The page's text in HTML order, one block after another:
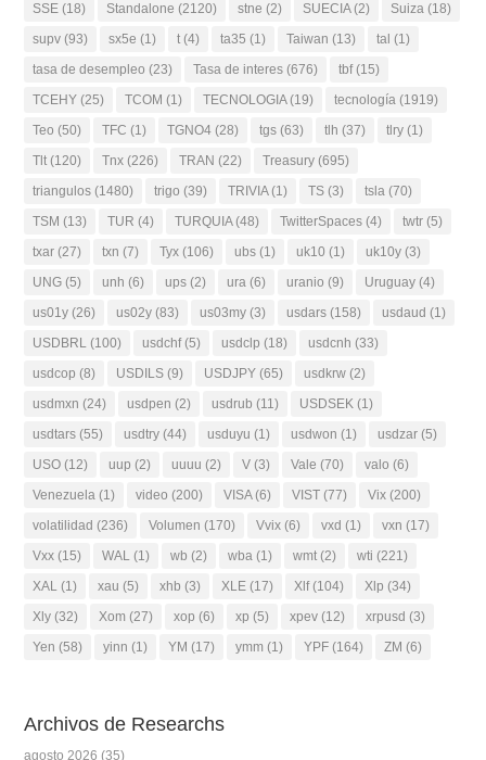
SSE (18) Standalone (2120) stne (2) SUECIA(2) Suiza (18)
supv (93) sx5e (1) t (4) ta35 (1) Taiwan (13) tal (1)
tasa de desempleo (23) Tasa de interes (676) tbf(15)
TCEHY (25) TCOM (1) TECNOLOGIA(19) tecnología (1919)
Teo (50) TFC (1) TGNO4 (28) tgs (63) tlh (37) tlry (1)
Tlt (120) Tnx (226) TRAN (22) Treasury (695)
triangulos (1480) trigo (39) TRIVIA(1) TS (3) tsla (70)
TSM (13) TUR (4) TURQUIA(48) TwitterSpaces (4) twtr (5)
txar (27) txn (7) Tyx (106) ubs (1) uk10 (1) uk10y (3)
UNG (5) unh (6) ups (2) ura (6) uranio (9) Uruguay (4)
us01y (26) us02y (83) us03my (3) usdars (158) usdaud (1)
USDBRL (100) usdchf(5) usdclp (18) usdcnh (33)
usdcop (8) USDILS (9) USDJPY (65) usdkrw (2)
usdmxn (24) usdpen (2) usdrub (11) USDSEK (1)
usdtars (55) usdtry (44) usduyu (1) usdwon (1) usdzar (5)
USO (12) uup (2) uuuu (2) V (3) Vale (70) valo (6)
Venezuela (1) video (200) VISA(6) VIST (77) Vix (200)
volatilidad (236) Volumen (170) Vvix (6) vxd (1) vxn (17)
Vxx (15) WAL (1) wb (2) wba (1) wmt (2) wti (221)
XAL (1) xau (5) xhb (3) XLE (17) Xlf(104) Xlp (34)
Xly (32) Xom (27) xop (6) xp (5) xpev (12) xrpusd (3)
Yen (58) yinn (1) YM (17) ymm (1) YPF (164) ZM (6)
Archivos de Researchs
agosto 2026 (35)